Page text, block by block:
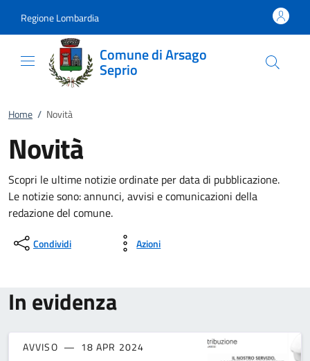
Regione Lombardia
Comune di Arsago
Seprio
Home / Novità
Novità
Scopri le ultime notizie ordinate per data di pubblicazione.
Le notizie sono: annunci, avvisi e comunicazioni della
redazione del comune.
Condividi Azioni
In evidenza
AVVISO 18 APR 2024